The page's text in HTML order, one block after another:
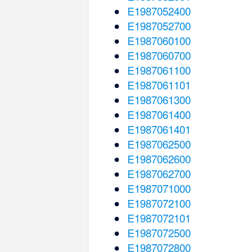
E1987052400
E1987052700
E1987060100
E1987060700
E1987061100
E1987061101
E1987061300
E1987061400
E1987061401
E1987062500
E1987062600
E1987062700
E1987071000
E1987072100
E1987072101
E1987072500
E1987072800